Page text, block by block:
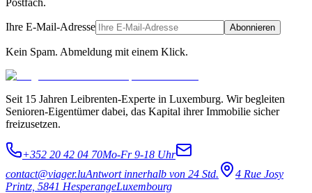
Postfach.
Ihre E-Mail-Adresse Abonnieren
Kein Spam. Abmeldung mit einem Klick.
Seit 15 Jahren Leibrenten-Experte in Luxemburg. Wir begleiten
Senioren-Eigentümer dabei, das Kapital ihrer Immobilie sicher
freizusetzen.
+352 20 42 04 70Mo-Fr 9-18 Uhr
contact@viager.luAntwort innerhalb von 24 Std.
4 Rue Josy
Printz, 5841 HesperangeLuxembourg